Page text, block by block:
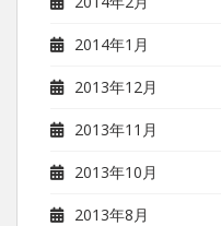
2014年1月
2013年12月
2013年11月
2013年10月
2013年8月